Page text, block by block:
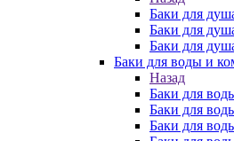
Баки для
Баки для
Баки для
Баки для воды и
Назад
Баки для
Баки для
Баки для